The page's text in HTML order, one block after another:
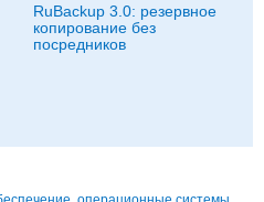
RuBackup 3.0: резервное
копирование без
посредников